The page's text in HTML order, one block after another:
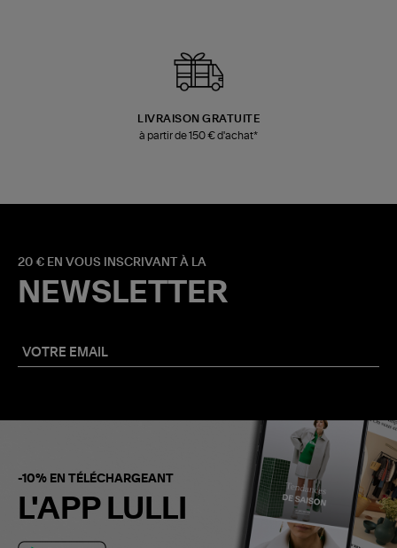
LIVRAISON GRATUITE
à partir de 150 € d'achat*
20 € EN VOUS INSCRIVANT À LA
NEWSLETTER
-10% EN TÉLÉCHARGEANT
L'APP LULLI